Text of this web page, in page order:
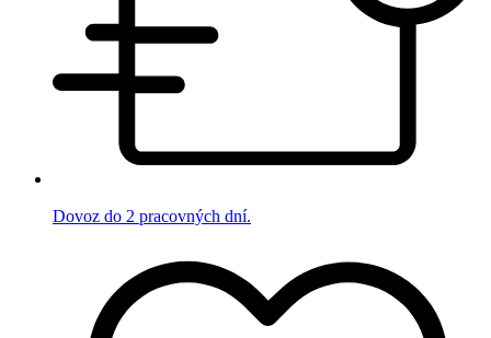
Dovoz do 2 pracovných dní.